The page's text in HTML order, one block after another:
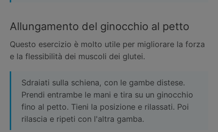
Allungamento del ginocchio al petto
Questo esercizio è molto utile per migliorare la forza
e la flessibilità dei muscoli dei glutei.
Sdraiati sulla schiena, con le gambe distese.
Prendi entrambe le mani e tira su un ginocchio
fino al petto. Tieni la posizione e rilassati. Poi
rilascia e ripeti con l'altra gamba.